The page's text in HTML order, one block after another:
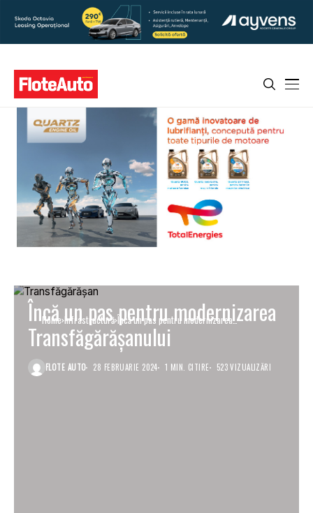
Home Infrastructură Încă un pas pentru modernizarea
Transfăgărășanului
Încă un pas pentru modernizarea
Transfăgărășanului
FLOTE AUTO 28 FEBRUARIE 2024 1 MIN. CITIRE 523 VIZUALIZĂRI